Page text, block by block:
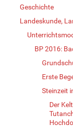
Geschichte
Landeskunde,
BP 2016:
Erste
Steinzeit
Der